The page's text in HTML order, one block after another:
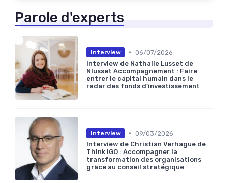
Parole d'experts
Interview • 06/07/2026
Interview de Nathalie Lusset de
Nlusset Accompagnement : Faire
entrer le capital humain dans le
radar des fonds d’investissement
Interview • 09/03/2026
Interview de Christian Verhague de
Think IGO : Accompagner la
transformation des organisations
grâce au conseil stratégique